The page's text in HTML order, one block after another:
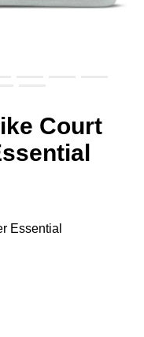
Court
Essential